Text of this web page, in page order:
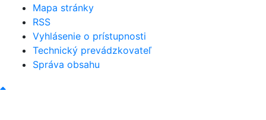
Mapa stránky
RSS
Vyhlásenie o prístupnosti
Technický prevádzkovateľ
Správa obsahu